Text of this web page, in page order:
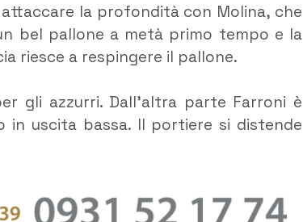
la profondità con Molina, che
bel pallone a metà primo tempo e la
riesce a respingere il pallone.
gli azzurri. Dall’altra parte Farroni è
in uscita bassa. Il portiere si distende